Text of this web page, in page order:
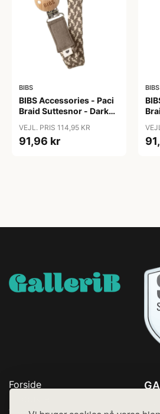
BIBS
BIBS Accessories - Paci
Braid Suttesnor - Dark
VEJL. PRIS 114,95 KR
91,96 kr
BIBS
Forside